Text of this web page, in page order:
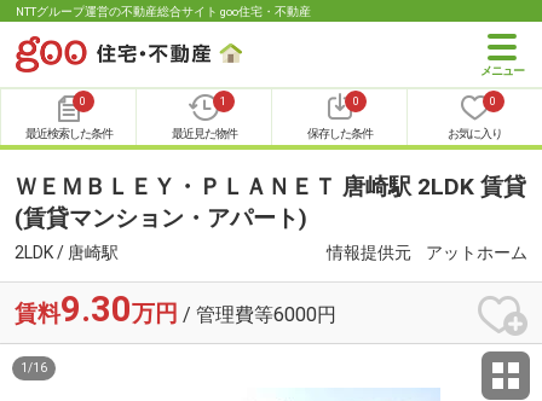
NTTグループ運営の不動産総合サイト goo住宅・不動産
0
最近検索した条件
1
最近見た物件
0
保存した条件
0
お気に入り
ＷＥＭＢＬＥＹ・ＰＬＡＮＥＴ 唐崎駅 2LDK 賃貸
(賃貸マンション・アパート)
2LDK / 唐崎駅 情報提供元 アットホーム
賃料9.30万円 / 管理費等6000円
1 /16